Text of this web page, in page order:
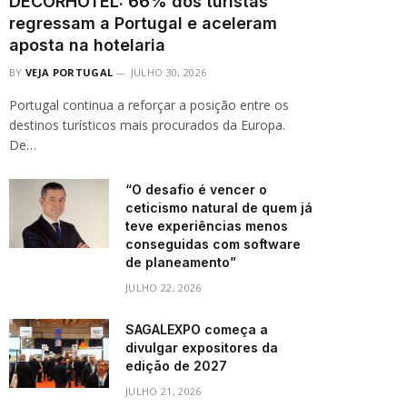
regressam a Portugal e aceleram
aposta na hotelaria
BY VEJA PORTUGAL JULHO 30, 2026
Portugal continua a reforçar a posição entre os
destinos turísticos mais procurados da Europa.
De…
“O desafio é vencer o
ceticismo natural de quem já
teve experiências menos
conseguidas com software
de planeamento”
JULHO 22, 2026
SAGALEXPO começa a
divulgar expositores da
edição de 2027
JULHO 21, 2026